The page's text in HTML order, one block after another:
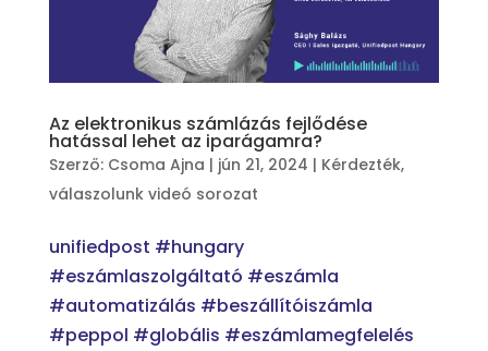
Az elektronikus számlázás fejlődése
hatással lehet az iparágamra?
Szerző: Csoma Ajna | jún 21, 2024 | Kérdezték,
válaszolunk videó sorozat
unifiedpost #hungary
#eszámlaszolgáltató #eszámla
#automatizálás #beszállítóiszámla
#peppol #globális #eszámlamegfelelés